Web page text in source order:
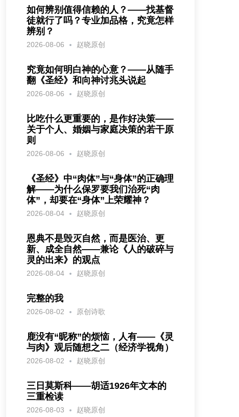
如何辨别值得信赖的人？——找基督
徒就行了吗？专业加品格，究竟怎样
辨别？
2026-08-06 赵晓原创
究竟如何明白神的心意？——从随手
翻《圣经》和向神讨兆头说起
2026-08-06 赵晓原创
比吃什么更重要的，是作好决策——
关于个人、婚姻与家庭决策的若干原
则
2026-08-06 赵晓原创
《圣经》中“肉体”与“身体”的正确理
解——为什么保罗要我们治死“肉
体”，却要在“身体”上荣耀神？
2026-08-04 赵晓原创
恩典不是毁灭自然，而是医治、更
新、成全自然——兼论《人的破碎与
灵的出来》的观点
2026-08-04 赵晓原创
完整的我
2026-08-02 原创诗歌
鹿没有“昵称”的烦恼，人有——《灵
与肉》观后随想之二（经济学视角）
2026-08-02 赵晓原创
三日莫斯科——胡适1926年文本的
三重检读
2026-08-03 赵晓原创